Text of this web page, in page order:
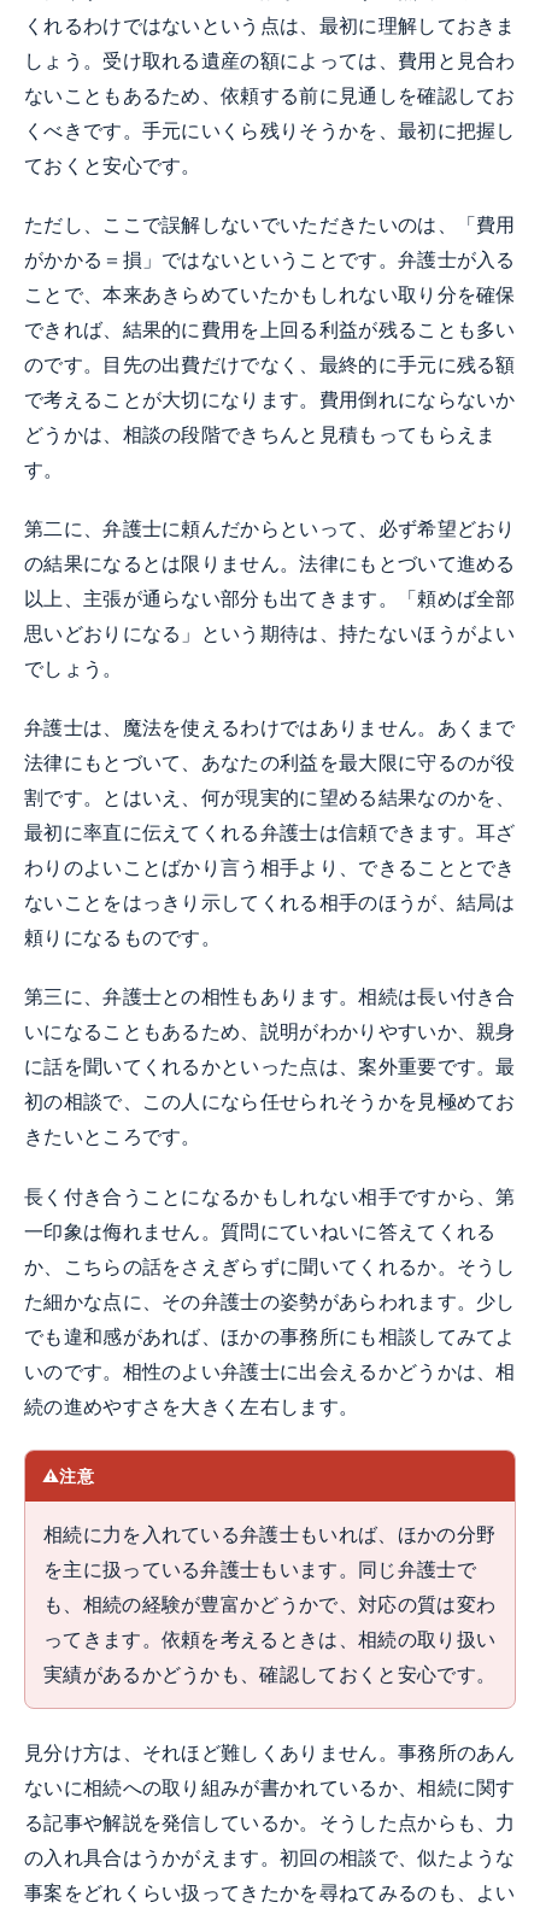
くれるわけではないという点は、最初に理解しておきま
しょう。受け取れる遺産の額によっては、費用と見合わ
ないこともあるため、依頼する前に見通しを確認してお
くべきです。手元にいくら残りそうかを、最初に把握し
ておくと安心です。
ただし、ここで誤解しないでいただきたいのは、「費用
がかかる＝損」ではないということです。弁護士が入る
ことで、本来あきらめていたかもしれない取り分を確保
できれば、結果的に費用を上回る利益が残ることも多い
のです。目先の出費だけでなく、最終的に手元に残る額
で考えることが大切になります。費用倒れにならないか
どうかは、相談の段階できちんと見積もってもらえま
す。
第二に、弁護士に頼んだからといって、必ず希望どおり
の結果になるとは限りません。法律にもとづいて進める
以上、主張が通らない部分も出てきます。「頼めば全部
思いどおりになる」という期待は、持たないほうがよい
でしょう。
弁護士は、魔法を使えるわけではありません。あくまで
法律にもとづいて、あなたの利益を最大限に守るのが役
割です。とはいえ、何が現実的に望める結果なのかを、
最初に率直に伝えてくれる弁護士は信頼できます。耳ざ
わりのよいことばかり言う相手より、できることとでき
ないことをはっきり示してくれる相手のほうが、結局は
頼りになるものです。
第三に、弁護士との相性もあります。相続は長い付き合
いになることもあるため、説明がわかりやすいか、親身
に話を聞いてくれるかといった点は、案外重要です。最
初の相談で、この人になら任せられそうかを見極めてお
きたいところです。
長く付き合うことになるかもしれない相手ですから、第
一印象は侮れません。質問にていねいに答えてくれる
か、こちらの話をさえぎらずに聞いてくれるか。そうし
た細かな点に、その弁護士の姿勢があらわれます。少し
でも違和感があれば、ほかの事務所にも相談してみてよ
いのです。相性のよい弁護士に出会えるかどうかは、相
続の進めやすさを大きく左右します。
注意
相続に力を入れている弁護士もいれば、ほかの分野
を主に扱っている弁護士もいます。同じ弁護士で
も、相続の経験が豊富かどうかで、対応の質は変わ
ってきます。依頼を考えるときは、相続の取り扱い
実績があるかどうかも、確認しておくと安心です。
見分け方は、それほど難しくありません。事務所のあん
ないに相続への取り組みが書かれているか、相続に関す
る記事や解説を発信しているか。そうした点からも、力
の入れ具合はうかがえます。初回の相談で、似たような
事案をどれくらい扱ってきたかを尋ねてみるのも、よい